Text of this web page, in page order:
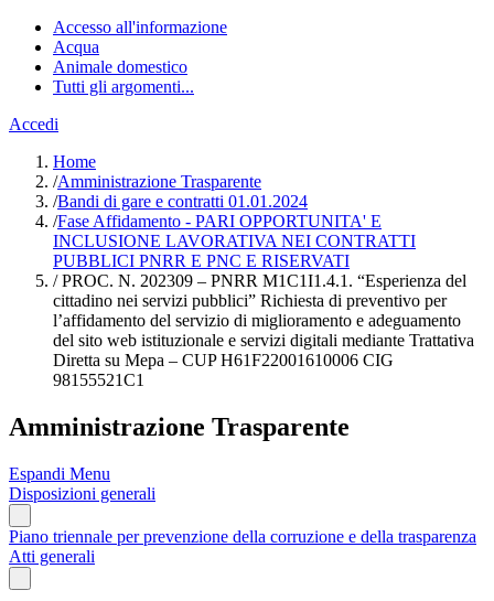
Accesso all'informazione
Acqua
Animale domestico
Tutti gli argomenti...
Accedi
Home
/Amministrazione Trasparente
/Bandi di gare e contratti 01.01.2024
/Fase Affidamento - PARI OPPORTUNITA' E
INCLUSIONE LAVORATIVA NEI CONTRATTI
PUBBLICI PNRR E PNC E RISERVATI
/PROC. N. 202309 – PNRR M1C1I1.4.1. “Esperienza del
cittadino nei servizi pubblici” Richiesta di preventivo per
l’affidamento del servizio di miglioramento e adeguamento
del sito web istituzionale e servizi digitali mediante Trattativa
Diretta su Mepa – CUP H61F22001610006 CIG
98155521C1
Amministrazione Trasparente
Espandi Menu
Disposizioni generali
Piano triennale per prevenzione della corruzione e della trasparenza
Atti generali